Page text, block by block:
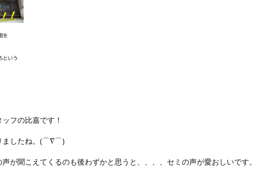
フの比嘉です！
ましたね。(⌒∇⌒)
が聞こえてくるのも後わずかと思うと、、、、セミの声が愛おしいです。